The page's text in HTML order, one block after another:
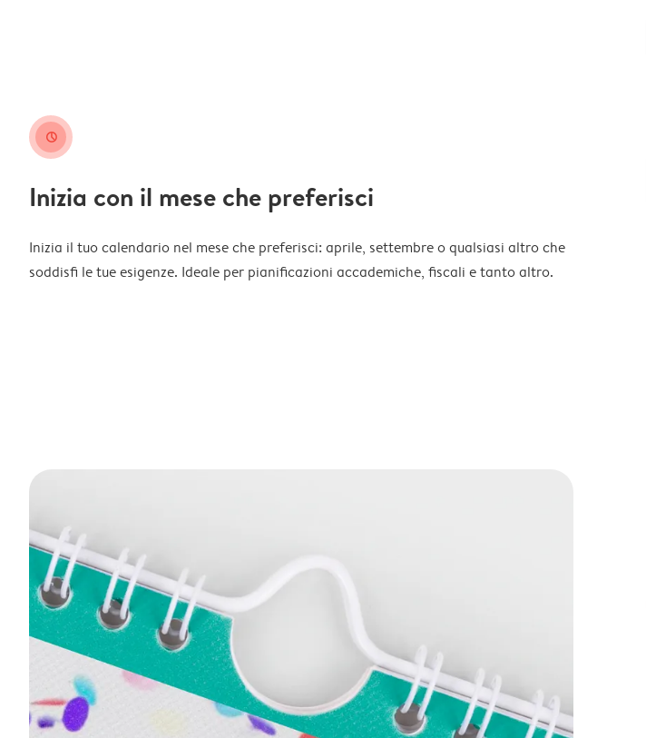
clock
Inizia con il mese che preferisci
Inizia il tuo calendario nel mese che preferisci: aprile, settembre o qualsiasi altro che
soddisfi le tue esigenze. Ideale per pianificazioni accademiche, fiscali e tanto altro.